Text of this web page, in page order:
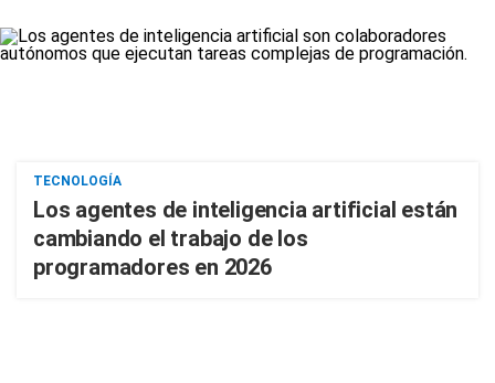
TECNOLOGÍA
Los agentes de inteligencia artificial están
cambiando el trabajo de los
programadores en 2026